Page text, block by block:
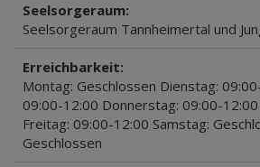
Seelsorgeraum:
Seelsorgeraum Tannheimertal und
Erreichbarkeit:
Montag: Geschlossen Dienstag:
09:00-12:00 Donnerstag: 09:00-
Freitag: 09:00-12:00 Samstag:
Geschlossen